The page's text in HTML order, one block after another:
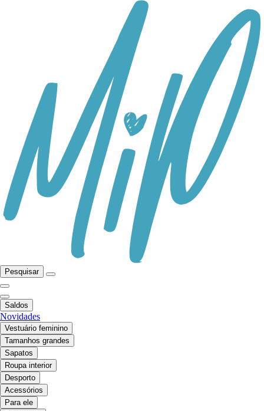
Pesquisar
Saldos
Novidades
Vestuário feminino
Tamanhos grandes
Sapatos
Roupa interior
Desporto
Acessórios
Para ele